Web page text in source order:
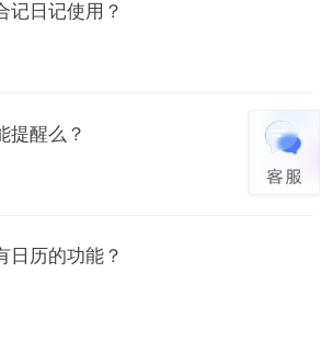
记日记使用？
提醒么？
日历的功能？